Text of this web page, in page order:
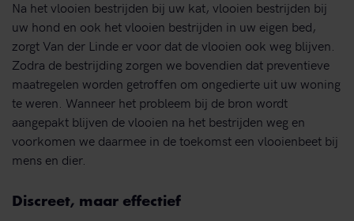
Na het vlooien bestrijden bij uw kat, vlooien bestrijden bij
uw hond en ook het vlooien bestrijden in uw eigen bed,
zorgt Van der Linde er voor dat de vlooien ook weg blijven.
Zodra de bestrijding zorgen we bovendien dat preventieve
maatregelen worden getroffen om ongedierte uit uw woning
te weren. Wanneer het probleem bij de bron wordt
aangepakt blijven de vlooien na het bestrijden weg en
voorkomen we daarmee in de toekomst een vlooienbeet bij
mens en dier.
Discreet, maar effectief